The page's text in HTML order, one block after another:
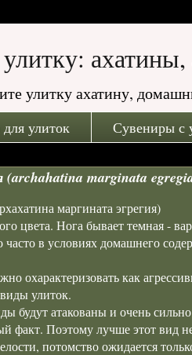
улитку ахатину,
улиток Сувениры с
marginata
маргината эгрегия)
цвета. Нога бывает темная -
в условиях домашнего
охарактеризовать как
улиток.
будут атакованы и очень
факт. Поэтому лучше этот вид
потомство ожидается